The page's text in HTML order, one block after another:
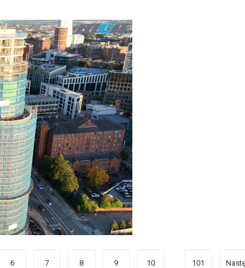
6 7 8 9 10 101